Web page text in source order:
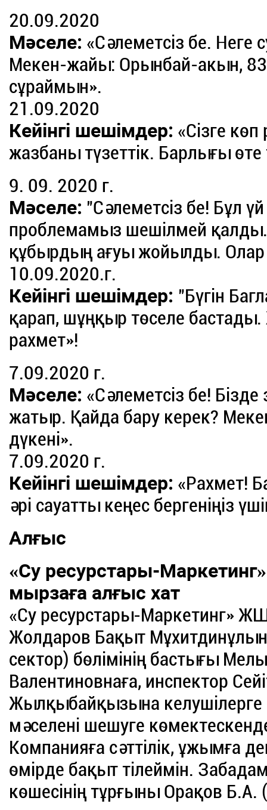
20.09.2020
Мәселе: «Сәлеметсіз бе. Неге
Мекен-жайы: Орынбай-акын,
сұраймын».
21.09.2020
Кейінгі шешімдер: «Сізге
жазбаны түзеттік. Барлығы
9. 09. 2020 г.
Мәселе: "Сәлеметсіз бе! Бұл
проблемамыз шешілмей
құбырдың ағуы жойылды.
10.09.2020.г.
Кейінгі шешімдер: "Бүгін
қарап, шұңқыр төселе
рахмет»!
7.09.2020 г.
Мәселе: «Сәлеметсіз бе!
жатыр. Қайда бару керек?
дүкені».
7.09.2020 г.
Кейінгі шешімдер: «Рахмет!
әрі сауатты кеңес бергеніңіз
Алғыс
«Су ресурстары-
мырзаға алғыс хат
«Су ресурстары-Маркетинг»
Жолдаров Бақыт
сектор) бөлімінің бастығы
Валентиновнаға, инспектор
Жылқыбайқызына
мәселені шешуге
Компанияға сәттілік, ұжымға
өмірде бақыт тілеймін.
көшесінің тұрғыны Орақов Б.А.